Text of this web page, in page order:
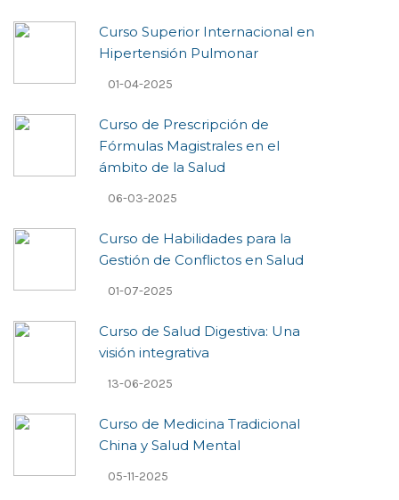
Curso Superior Internacional en
Hipertensión Pulmonar
01-04-2025
Curso de Prescripción de
Fórmulas Magistrales en el
ámbito de la Salud
06-03-2025
Curso de Habilidades para la
Gestión de Conflictos en Salud
01-07-2025
Curso de Salud Digestiva: Una
visión integrativa
13-06-2025
Curso de Medicina Tradicional
China y Salud Mental
05-11-2025